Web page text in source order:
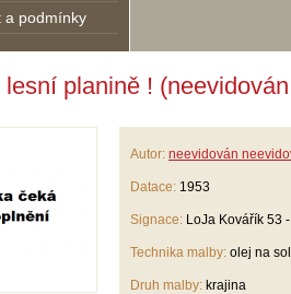
a podmínky
lesní planině !
Autor: neevidován
Datace: 1953
Signace: LoJa Kovářík 53
Technika malby: olej na
Druh malby: krajina